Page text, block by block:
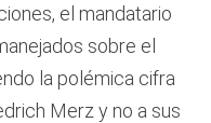
el mandatario
sobre el
la polémica cifra
Merz y no a sus